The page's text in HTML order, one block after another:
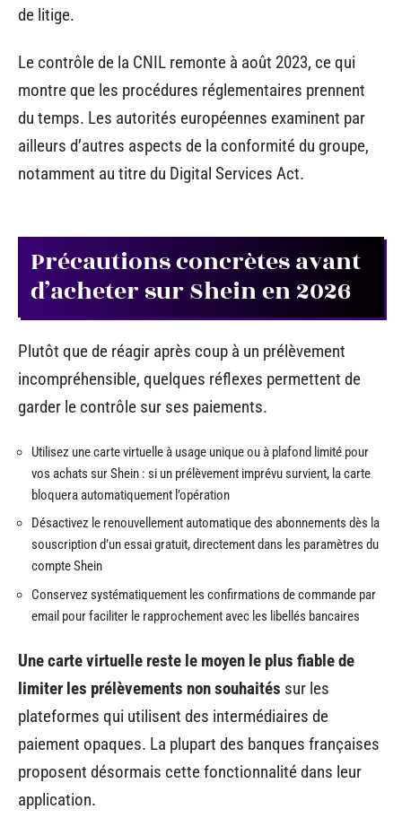
de litige.
Le contrôle de la CNIL remonte à août 2023, ce qui
montre que les procédures réglementaires prennent
du temps. Les autorités européennes examinent par
ailleurs d’autres aspects de la conformité du groupe,
notamment au titre du Digital Services Act.
Précautions concrètes avant
d’acheter sur Shein en 2026
Plutôt que de réagir après coup à un prélèvement
incompréhensible, quelques réflexes permettent de
garder le contrôle sur ses paiements.
Utilisez une carte virtuelle à usage unique ou à plafond limité pour
vos achats sur Shein : si un prélèvement imprévu survient, la carte
bloquera automatiquement l’opération
Désactivez le renouvellement automatique des abonnements dès la
souscription d’un essai gratuit, directement dans les paramètres du
compte Shein
Conservez systématiquement les confirmations de commande par
email pour faciliter le rapprochement avec les libellés bancaires
Une carte virtuelle reste le moyen le plus fiable de
limiter les prélèvements non souhaités sur les
plateformes qui utilisent des intermédiaires de
paiement opaques. La plupart des banques françaises
proposent désormais cette fonctionnalité dans leur
application.